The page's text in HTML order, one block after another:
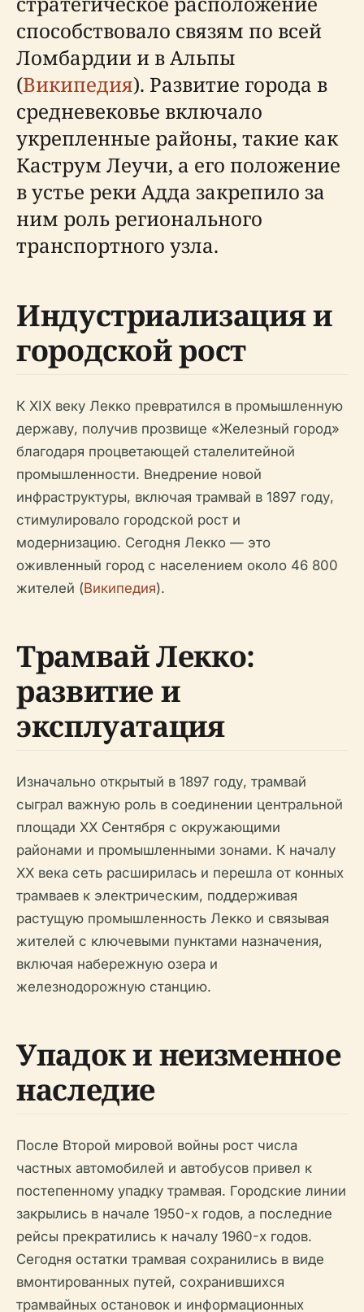
способствовало связям по всей
Ломбардии и в Альпы
(Википедия). Развитие города в
средневековье включало
укрепленные районы, такие как
Каструм Леучи, а его положение
в устье реки Адда закрепило за
ним роль регионального
транспортного узла.
Индустриализация и
городской рост
К XIX веку Лекко превратился в промышленную
державу, получив прозвище «Железный город»
благодаря процветающей сталелитейной
промышленности. Внедрение новой
инфраструктуры, включая трамвай в 1897 году,
стимулировало городской рост и
модернизацию. Сегодня Лекко — это
оживленный город с населением около 46 800
жителей (Википедия).
Трамвай Лекко:
развитие и
эксплуатация
Изначально открытый в 1897 году, трамвай
сыграл важную роль в соединении центральной
площади XX Сентября с окружающими
районами и промышленными зонами. К началу
XX века сеть расширилась и перешла от конных
трамваев к электрическим, поддерживая
растущую промышленность Лекко и связывая
жителей с ключевыми пунктами назначения,
включая набережную озера и
железнодорожную станцию.
Упадок и неизменное
наследие
После Второй мировой войны рост числа
частных автомобилей и автобусов привел к
постепенному упадку трамвая. Городские линии
закрылись в начале 1950-х годов, а последние
рейсы прекратились к началу 1960-х годов.
Сегодня остатки трамвая сохранились в виде
вмонтированных путей, сохранившихся
трамвайных остановок и информационных